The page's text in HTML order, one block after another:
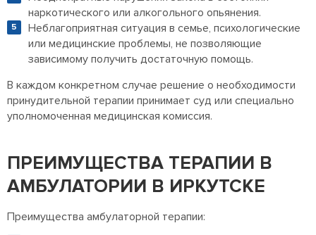
наркотического или алкогольного опьянения.
Неблагоприятная ситуация в семье, психологические
или медицинские проблемы, не позволяющие
зависимому получить достаточную помощь.
В каждом конкретном случае решение о необходимости
принудительной терапии принимает суд или специально
уполномоченная медицинская комиссия.
ПРЕИМУЩЕСТВА ТЕРАПИИ В
АМБУЛАТОРИИ В ИРКУТСКЕ
Преимущества амбулаторной терапии: